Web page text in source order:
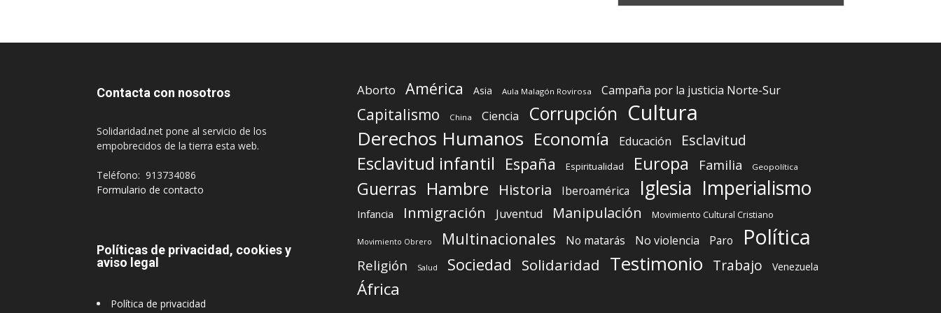
Contacta con nosotros
Solidaridad.net pone al servicio de los
empobrecidos de la tierra esta web.
Teléfono: 913734086
Formulario de contacto
Políticas de privacidad, cookies y
aviso legal
Política de privacidad
Aborto América Asia Aula Malagón Rovirosa Campaña por la justicia Norte-Sur
Capitalismo China Ciencia Corrupción Cultura
Derechos Humanos Economía Educación Esclavitud
Esclavitud infantil España Espiritualidad Europa Familia Geopolítica
Guerras Hambre Historia Iberoamérica Iglesia Imperialismo
Infancia Inmigración Juventud Manipulación Movimiento Cultural Cristiano
Movimiento Obrero Multinacionales No matarás No violencia Paro Política
Religión Salud Sociedad Solidaridad Testimonio Trabajo Venezuela
África